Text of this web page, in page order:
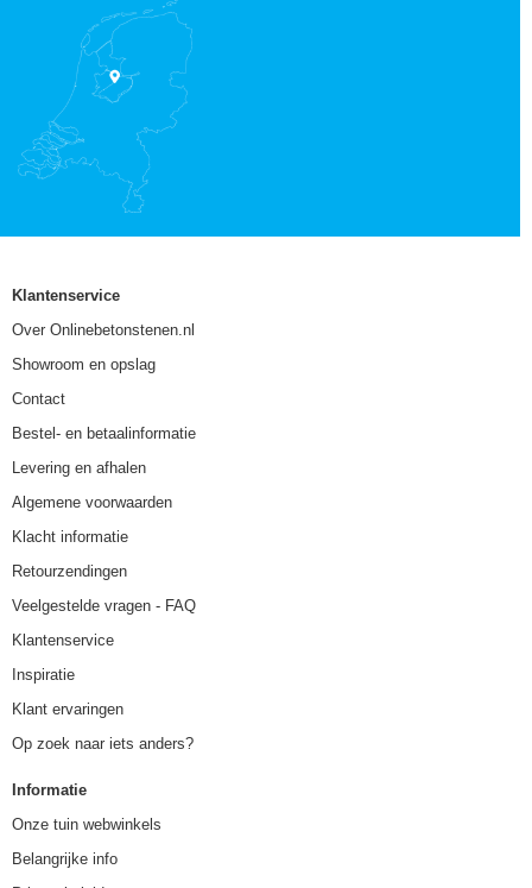
Klantenservice
Over Onlinebetonstenen.nl
Showroom en opslag
Contact
Bestel- en betaalinformatie
Levering en afhalen
Algemene voorwaarden
Klacht informatie
Retourzendingen
Veelgestelde vragen - FAQ
Klantenservice
Inspiratie
Klant ervaringen
Op zoek naar iets anders?
Informatie
Onze tuin webwinkels
Belangrijke info